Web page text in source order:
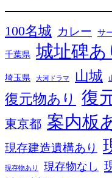
100名城 カレー サ
千葉県 城址碑あ
埼玉県 大河ドラマ 山城
復元物あり 復
東京都 案内板
現存建造遺構あり
現存物あり 現存物なし